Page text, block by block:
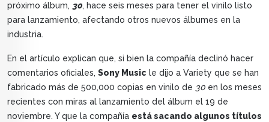
próximo álbum, 30, hace seis meses para tener el vinilo listo
para lanzamiento, afectando otros nuevos álbumes en la
industria.
En el artículo explican que, si bien la compañía declinó hacer
comentarios oficiales, Sony Music le dijo a Variety que se han
fabricado más de 500,000 copias en vinilo de 30 en los meses
recientes con miras al lanzamiento del álbum el 19 de
noviembre. Y que la compañía está sacando algunos títulos